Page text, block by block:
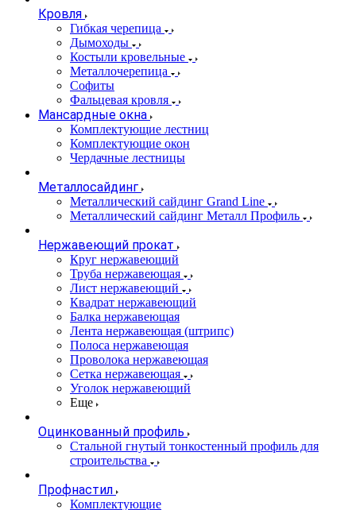
Кровля
Гибкая черепица
Дымоходы
Костыли кровельные
Металлочерепица
Софиты
Фальцевая кровля
Мансардные окна
Комплектующие лестниц
Комплектующие окон
Чердачные лестницы
Металлосайдинг
Металлический сайдинг Grand Line
Металлический сайдинг Металл Профиль
Нержавеющий прокат
Круг нержавеющий
Труба нержавеющая
Лист нержавеющий
Квадрат нержавеющий
Балка нержавеющая
Лента нержавеющая (штрипс)
Полоса нержавеющая
Проволока нержавеющая
Сетка нержавеющая
Уголок нержавеющий
Еще
Оцинкованный профиль
Стальной гнутый тонкостенный профиль для
строительства
Профнастил
Комплектующие